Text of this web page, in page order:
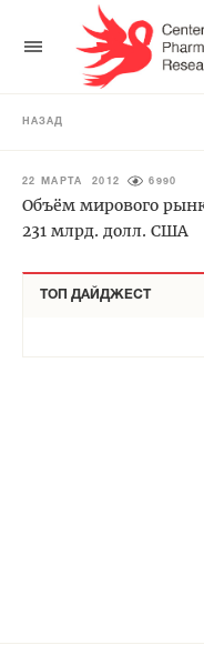
НАЗАД
22 МАРТА 2012 6990
Объём мирового
231 млрд. долл. США
ТОП ДАЙДЖЕСТ